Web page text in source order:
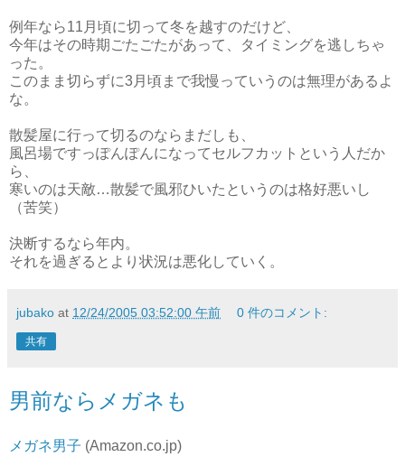
例年なら11月頃に切って冬を越すのだけど、
今年はその時期ごたごたがあって、タイミングを逃しちゃ
った。
このまま切らずに3月頃まで我慢っていうのは無理があるよ
な。
散髪屋に行って切るのならまだしも、
風呂場ですっぽんぽんになってセルフカットという人だか
ら、
寒いのは天敵…散髪で風邪ひいたというのは格好悪いし
（苦笑）
決断するなら年内。
それを過ぎるとより状況は悪化していく。
jubako at 12/24/2005 03:52:00 午前 0 件のコメント:
共有
男前ならメガネも
メガネ男子 (Amazon.co.jp)